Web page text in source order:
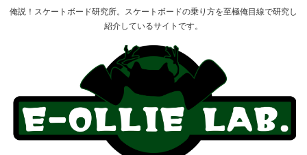
俺説！スケートボード研究所。スケートボードの乗り方を至極俺目線で研究し
紹介しているサイトです。